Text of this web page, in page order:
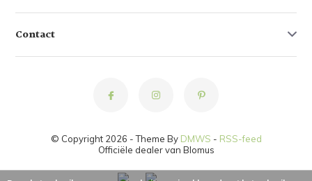
Contact
© Copyright 2026 - Theme By DMWS - RSS-feed
Officiële dealer van Blomus